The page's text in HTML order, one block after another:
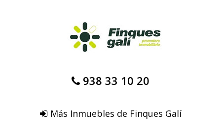
938 33 10 20
Más Inmuebles de Finques Galí